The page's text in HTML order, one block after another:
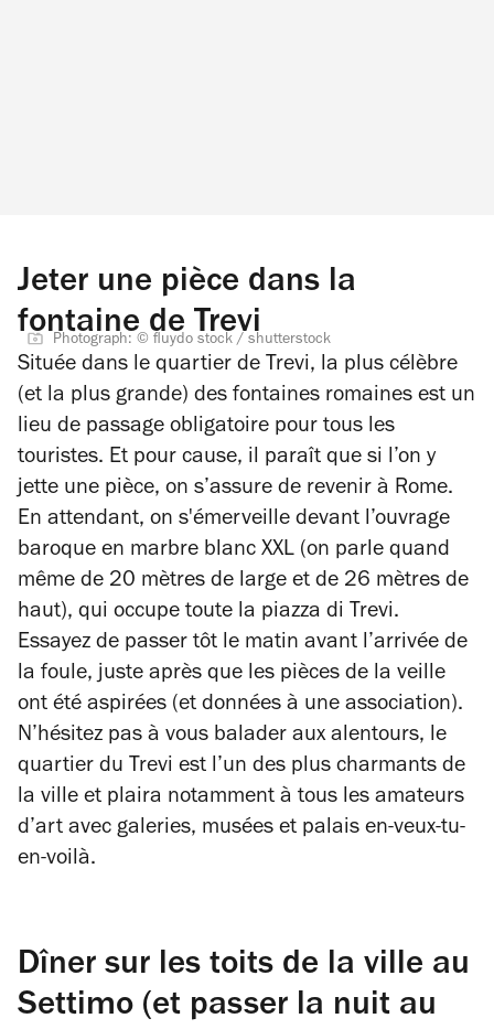
Jeter une pièce dans la
fontaine de Trevi
Photograph: © fluydo stock / shutterstock
Située dans le quartier de Trevi, la plus célèbre
(et la plus grande) des fontaines romaines est un
lieu de passage obligatoire pour tous les
touristes. Et pour cause, il paraît que si l’on y
jette une pièce, on s’assure de revenir à Rome.
En attendant, on s'émerveille devant l’ouvrage
baroque en marbre blanc XXL (on parle quand
même de 20 mètres de large et de 26 mètres de
haut), qui occupe toute la piazza di Trevi.
Essayez de passer tôt le matin avant l’arrivée de
la foule, juste après que les pièces de la veille
ont été aspirées (et données à une association).
N’hésitez pas à vous balader aux alentours, le
quartier du Trevi est l’un des plus charmants de
la ville et plaira notamment à tous les amateurs
d’art avec galeries, musées et palais en-veux-tu-
en-voilà.
Dîner sur les toits de la ville au
Settimo (et passer la nuit au